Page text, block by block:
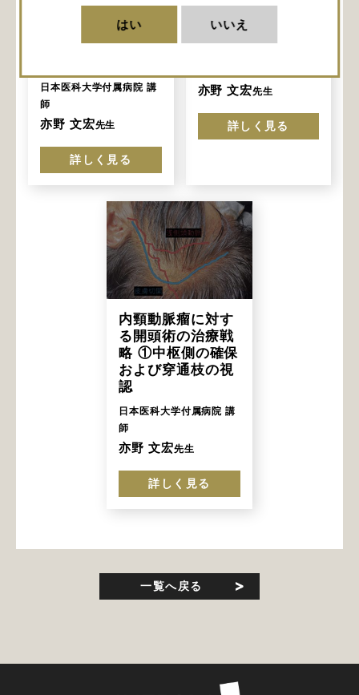
はい いいえ
要な症例に対する
EC-RA-M2バイパ
日本医科大学付属病院 講
師
亦野 文宏先生
詳しく見る
neckの確保
亦野 文宏先生
詳しく見る
内頸動脈瘤に対す
る開頭術の治療戦
略 ①中枢側の確保
および穿通枝の視
認
日本医科大学付属病院 講
師
亦野 文宏先生
詳しく見る
一覧へ戻る